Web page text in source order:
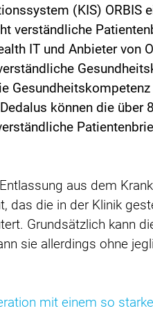
(KIS) ORBIS
verständliche
IT und Anbieter von
können die über
aus dem
das die in der Klinik
Grundsätzlich kann
sie allerdings ohne
mit einem so